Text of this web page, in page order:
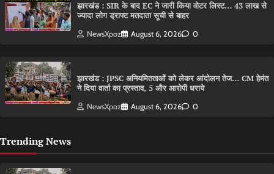
झारखंड : SIR के बाद EC ने जारी किया वोटर लिस्ट… 43 लाख से
ज्यादा लोग ड्राफ्ट मतदाता सूची से बाहर
NewsXpoz August 6, 2026 0
झारखंड : JPSC अनियमितताओं को लेकर आंदोलन तेज… CM हेमंत
ने दिया वार्ता का प्रस्ताव, 5 और आरोपी धराये
NewsXpoz August 6, 2026 0
Trending News